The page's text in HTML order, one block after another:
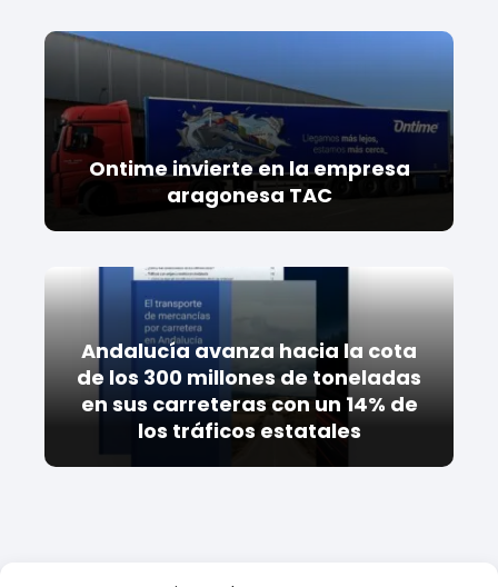
Ontime invierte en la empresa
aragonesa TAC
Andalucía avanza hacia la cota
de los 300 millones de toneladas
en sus carreteras con un 14% de
los tráficos estatales